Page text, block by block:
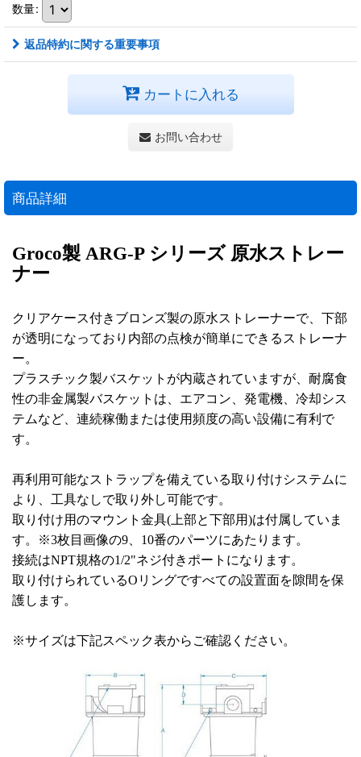
数量:
返品特約に関する重要事項
カートに入れる
お問い合わせ
商品詳細
Groco製 ARG-P シリーズ 原水ストレー
ナー
クリアケース付きブロンズ製の原水ストレーナーで、下部
が透明になっており内部の点検が簡単にできるストレーナ
ー。
プラスチック製バスケットが内蔵されていますが、耐腐食
性の非金属製バスケットは、エアコン、発電機、冷却シス
テムなど、連続稼働または使用頻度の高い設備に有利で
す。
再利用可能なストラップを備えている取り付けシステムに
より、工具なしで取り外し可能です。
取り付け用のマウント金具(上部と下部用)は付属していま
す。※3枚目画像の9、10番のパーツにあたります。
接続はNPT規格の1/2"ネジ付きポートになります。
取り付けられているOリングですべての設置面を隙間を保
護します。
※サイズは下記スペック表からご確認ください。